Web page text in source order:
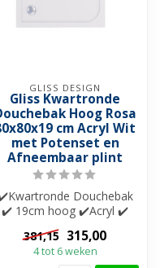
GLISS DESIGN
Gliss Kwartronde
Hoog Rosa
cm Acryl Wit
met Potenset en
Afneembaar plint
Douchebak
✔️ 19cm hoog ✔️Acryl ✔️
Extra verstevigd
381,15 315,00
4 tot 6 weken